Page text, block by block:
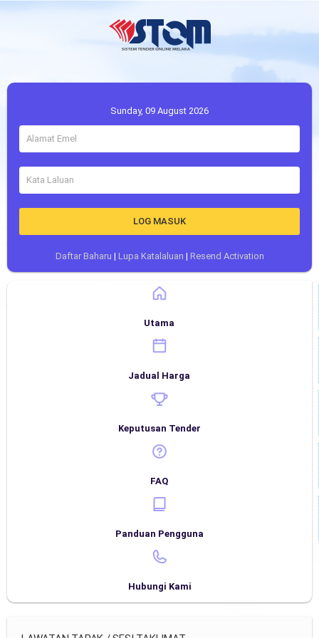
Sunday, 09 August 2026
LOG MASUK
Daftar Baharu | Lupa Katalaluan | Resend Activation
Utama
Jadual Harga
Keputusan Tender
FAQ
Panduan Pengguna
Hubungi Kami